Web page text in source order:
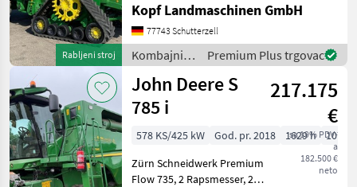
Rabljeni stroj
Rotorstunden 540 PS Allrad
PowerGrand Europe
Garantie bis 16.08.2027
Getreidepaket ACTIV
Kopf Landmaschinen GmbH
77743 Schutterzell
Kombajni /
John Deere
Premium Plus trgovac
John Deere S
785 i
217.175
€
sa 19% PDV-
a
182.500 €
neto
578 KS/425 kW God. pr. 2018 1629 h
1070
Zürn Schneidwerk Premium
Flow 735, 2 Rapsmesser, 2